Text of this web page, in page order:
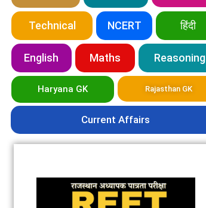
Technical NCERT हिंदी
English Maths Reasoning
Haryana GK Rajasthan GK
Current Affairs